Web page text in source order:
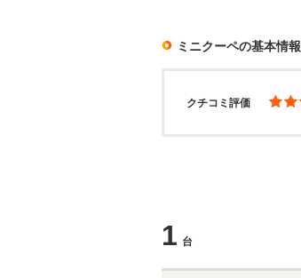
ミニクーペの基本情報
クチコミ評価
1 台